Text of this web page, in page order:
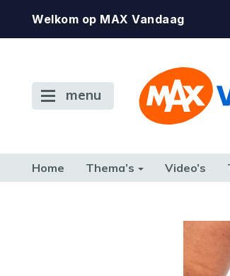
Welkom op MAX Vandaag
menu
Home Thema’s Video’s